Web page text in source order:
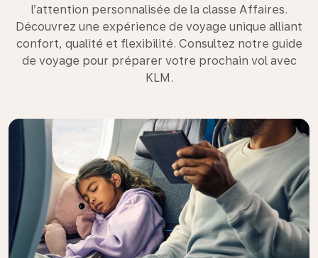
l’attention personnalisée de la classe Affaires.
Découvrez une expérience de voyage unique alliant
confort, qualité et flexibilité. Consultez notre guide
de voyage pour préparer votre prochain vol avec
KLM.